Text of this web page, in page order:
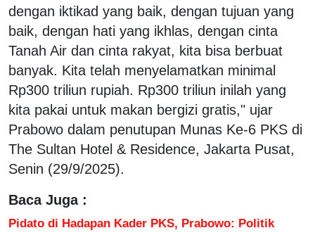
dengan iktikad yang baik, dengan tujuan yang
baik, dengan hati yang ikhlas, dengan cinta
Tanah Air dan cinta rakyat, kita bisa berbuat
banyak. Kita telah menyelamatkan minimal
Rp300 triliun rupiah. Rp300 triliun inilah yang
kita pakai untuk makan bergizi gratis," ujar
Prabowo dalam penutupan Munas Ke-6 PKS di
The Sultan Hotel & Residence, Jakarta Pusat,
Senin (29/9/2025).
Baca Juga :
Pidato di Hadapan Kader PKS, Prabowo: Politik